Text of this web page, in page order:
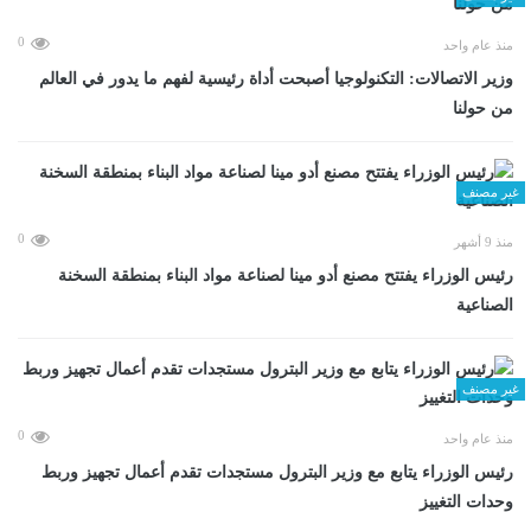
منذ عام واحد 0
وزير الاتصالات: التكنولوجيا أصبحت أداة رئيسية لفهم ما يدور في العالم
من حولنا
غير مصنف
منذ 9 أشهر 0
رئيس الوزراء يفتتح مصنع أدو مينا لصناعة مواد البناء بمنطقة السخنة
الصناعية
غير مصنف
منذ عام واحد 0
رئيس الوزراء يتابع مع وزير البترول مستجدات تقدم أعمال تجهيز وربط
وحدات التغييز